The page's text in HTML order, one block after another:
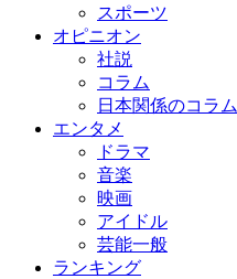
スポーツ
オピニオン
社説
コラム
日本関係のコラム
エンタメ
ドラマ
音楽
映画
アイドル
芸能一般
ランキング